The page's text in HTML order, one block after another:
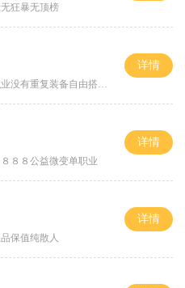
狂暴无顶榜
有重复装备自由搭配私
详情
８８公益微变单职业
详情
保值纯散人
详情